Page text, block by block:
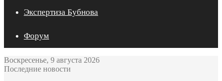
Экспертиза Бубнова
Форум
Воскресенье, 9 августа 2026
Последние новости